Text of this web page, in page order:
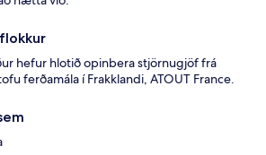
hefur hlotið opinbera stjörnugjöf frá
ferðamála í Frakklandi, ATOUT France.